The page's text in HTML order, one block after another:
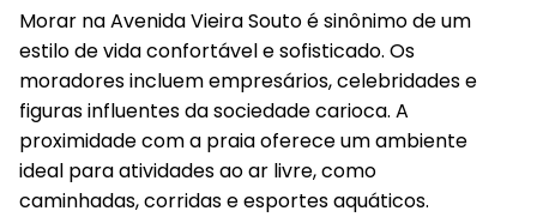
Morar na Avenida Vieira Souto é sinônimo de um
estilo de vida confortável e sofisticado. Os
moradores incluem empresários, celebridades e
figuras influentes da sociedade carioca. A
proximidade com a praia oferece um ambiente
ideal para atividades ao ar livre, como
caminhadas, corridas e esportes aquáticos.